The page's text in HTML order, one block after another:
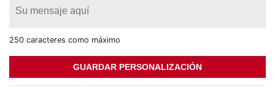
250 caracteres como máximo
GUARDAR PERSONALIZACIÓN